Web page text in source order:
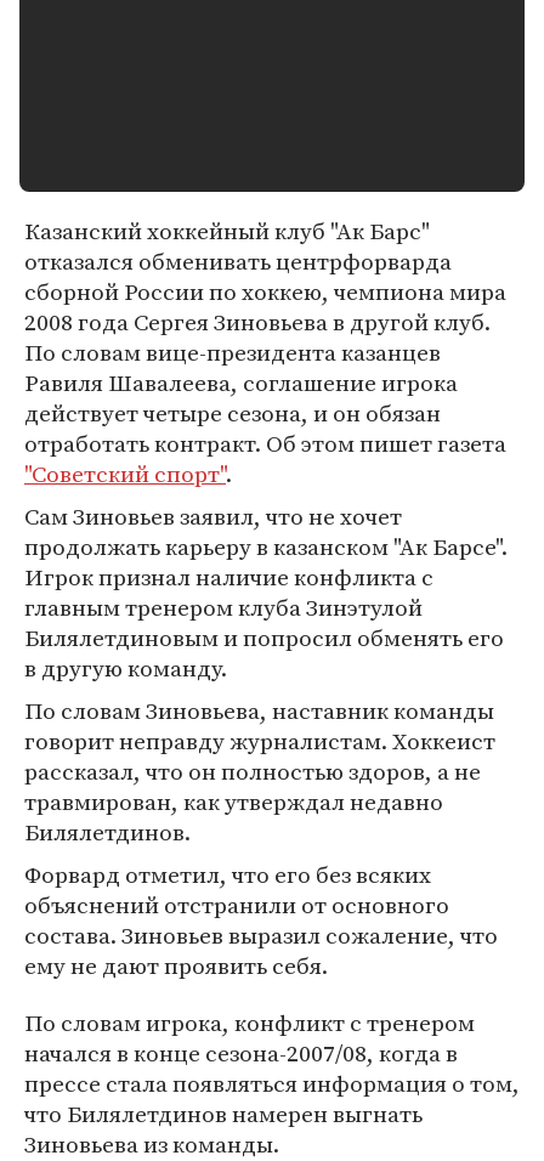
Казанский хоккейный клуб "Ак Барс"
отказался обменивать центрфорварда
сборной России по хоккею, чемпиона мира
2008 года Сергея Зиновьева в другой клуб.
По словам вице-президента казанцев
Равиля Шавалеева, соглашение игрока
действует четыре сезона, и он обязан
отработать контракт. Об этом пишет газета
"Советский спорт".
Сам Зиновьев заявил, что не хочет
продолжать карьеру в казанском "Ак Барсе".
Игрок признал наличие конфликта с
главным тренером клуба Зинэтулой
Билялетдиновым и попросил обменять его
в другую команду.
По словам Зиновьева, наставник команды
говорит неправду журналистам. Хоккеист
рассказал, что он полностью здоров, а не
травмирован, как утверждал недавно
Билялетдинов.
Форвард отметил, что его без всяких
объяснений отстранили от основного
состава. Зиновьев выразил сожаление, что
ему не дают проявить себя.
По словам игрока, конфликт с тренером
начался в конце сезона-2007/08, когда в
прессе стала появляться информация о том,
что Билялетдинов намерен выгнать
Зиновьева из команды.